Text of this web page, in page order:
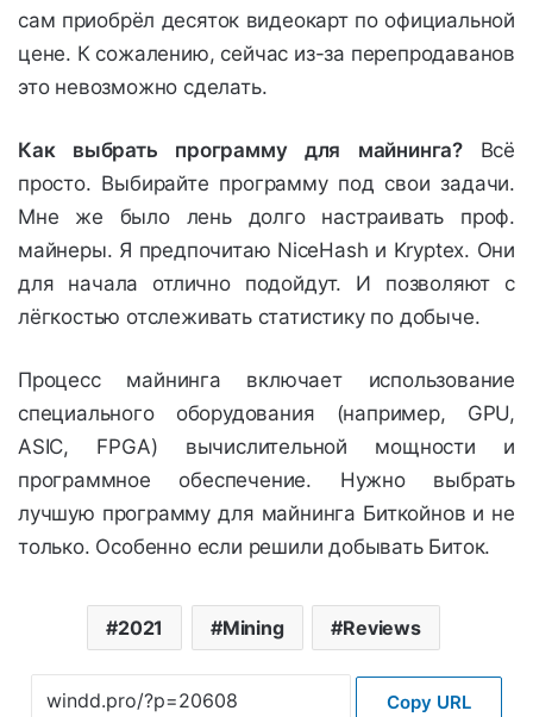
сам приобрёл десяток видеокарт по официальной
цене. К сожалению, сейчас из-за перепродаванов
это невозможно сделать.
Как выбрать программу для майнинга? Всё
просто. Выбирайте программу под свои задачи.
Мне же было лень долго настраивать проф.
майнеры. Я предпочитаю NiceHash и Kryptex. Они
для начала отлично подойдут. И позволяют с
лёгкостью отслеживать статистику по добыче.
Процесс майнинга включает использование
специального оборудования (например, GPU,
ASIC, FPGA) вычислительной мощности и
программное обеспечение. Нужно выбрать
лучшую программу для майнинга Биткойнов и не
только. Особенно если решили добывать Биток.
2021 Mining Reviews
Copy URL